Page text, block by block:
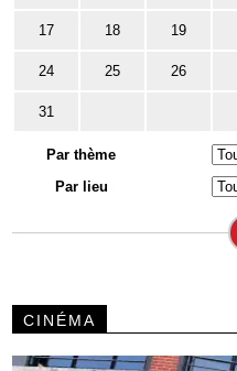
17 18 19
24 25 26
31
Par thème
Par lieu
CINÉMA